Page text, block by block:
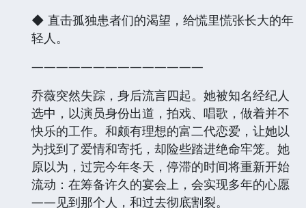
◆ 直击孤独患者们的渴望，给慌里慌张长大的年
轻人。
——————————————
乔薇突然失踪，身后流言四起。她被知名经纪人
选中，以演员身份出道，拍戏、唱歌，做着并不
快乐的工作。和颇有理想的富二代恋爱，让她以
为找到了爱情和寄托，却险些踏进绝命牢笼。她
原以为，过完今年冬天，停滞的时间将重新开始
流动：在筹备许久的宴会上，会实现多年的心愿
——见到那个人，和过去彻底割裂。